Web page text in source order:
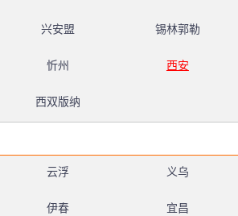
兴安盟 锡林郭勒
忻州 西安
西双版纳
云浮 义乌
伊春 宜昌